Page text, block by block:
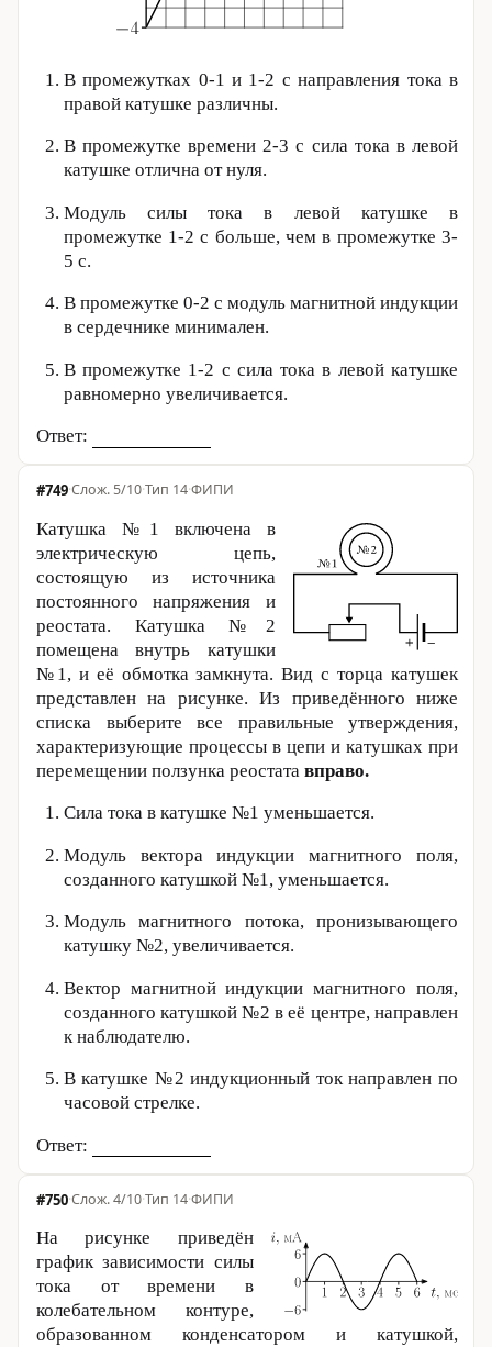
В промежутках 0-1 и 1-2 с направления тока в
правой катушке различны.
В промежутке времени 2-3 с сила тока в левой
катушке отлична от нуля.
Модуль силы тока в левой катушке в
промежутке 1-2 с больше, чем в промежутке 3-
5 с.
В промежутке 0-2 с модуль магнитной индукции
в сердечнике минимален.
В промежутке 1-2 с сила тока в левой катушке
равномерно увеличивается.
Ответ:
#749· 5/10·Тип 14·ФИПИ
Катушка №1 включена в
электрическую цепь,
состоящую из источника
постоянного напряжения и
реостата. Катушка №2
помещена внутрь катушки
№1, и её обмотка замкнута. Вид с торца катушек
представлен на рисунке. Из приведённого ниже
списка выберите все правильные утверждения,
характеризующие процессы в цепи и катушках при
перемещении ползунка реостата вправо.
Сила тока в катушке №1 уменьшается.
Модуль вектора индукции магнитного поля,
созданного катушкой №1, уменьшается.
Модуль магнитного потока, пронизывающего
катушку №2, увеличивается.
Вектор магнитной индукции магнитного поля,
созданного катушкой №2 в её центре, направлен
к наблюдателю.
В катушке №2 индукционный ток направлен по
часовой стрелке.
Ответ:
#750· 4/10·Тип 14·ФИПИ
На рисунке приведён
график зависимости силы
тока от времени в
колебательном контуре,
образованном конденсатором и катушкой,